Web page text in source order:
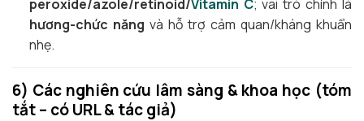
peroxide/azole/retinoid/Vitamin C; vai trò chính là
hương-chức năng và hỗ trợ cảm quan/kháng khuẩn
nhẹ.
6) Các nghiên cứu lâm sàng & khoa học (tóm
tắt – có URL & tác giả)